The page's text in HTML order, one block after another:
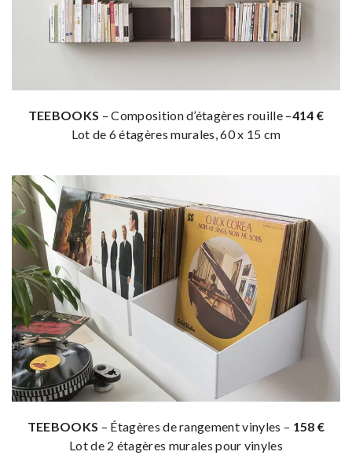
TEEBOOKS – Composition d’étagères rouille –414 €
Lot de 6 étagères murales, 60 x 15 cm
TEEBOOKS – Étagères de rangement vinyles – 158 €
Lot de 2 étagères murales pour vinyles